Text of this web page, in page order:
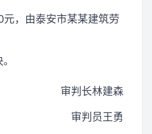
元，由泰安市某某建筑劳
审判长林建森
审判员王勇